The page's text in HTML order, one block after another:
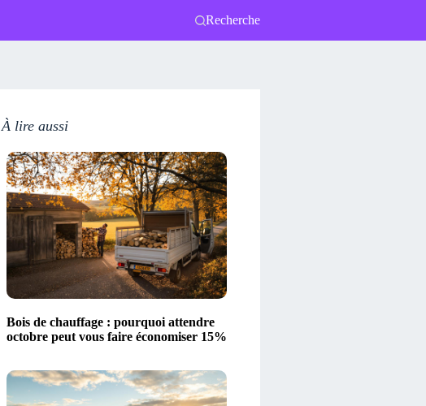
Recherche
À lire aussi
Bois de chauffage : pourquoi attendre
octobre peut vous faire économiser 15%